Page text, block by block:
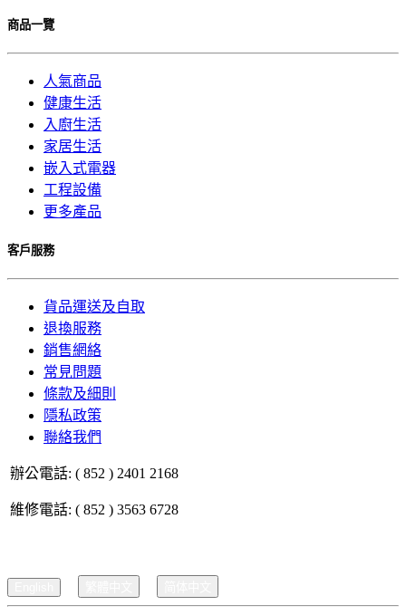
商品一覽
人氣商品
健康生活
入廚生活
家居生活
嵌入式電器
工程設備
更多產品
客戶服務
貨品運送及自取
退換服務
銷售網絡
常見問題
條款及細則
隱私政策
聯絡我們
辦公電話: ( 852 ) 2401 2168
維修電話: ( 852 ) 3563 6728